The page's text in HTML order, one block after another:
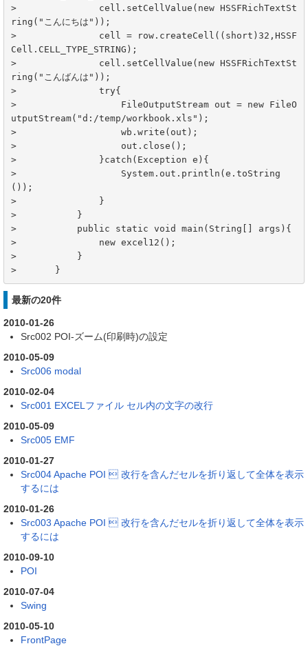
>	        cell.setCellValue(new HSSFRichTextSt
ring("こんにちは"));
>	        cell = row.createCell((short)32,HSSF
Cell.CELL_TYPE_STRING);
>	        cell.setCellValue(new HSSFRichTextSt
ring("こんばんは"));
>	        try{
>	            FileOutputStream out = new FileO
utputStream("d:/temp/workbook.xls");
>	            wb.write(out);
>	            out.close();
>	        }catch(Exception e){
>	            System.out.println(e.toString
());
>	        }
>	    }
>	    public static void main(String[] args){
>	        new excel12();
>	    }
>	}
最新の20件
2010-01-26
Src002 POI-ズーム(印刷時)の設定
2010-05-09
Src006 modal
2010-02-04
Src001 EXCELファイル セル内の文字の改行
2010-05-09
Src005 EMF
2010-01-27
Src004 Apache POI  改行を含んだセルを折り返して全体を表示
するには
2010-01-26
Src003 Apache POI  改行を含んだセルを折り返して全体を表示
するには
2010-09-10
POI
2010-07-04
Swing
2010-05-10
FrontPage